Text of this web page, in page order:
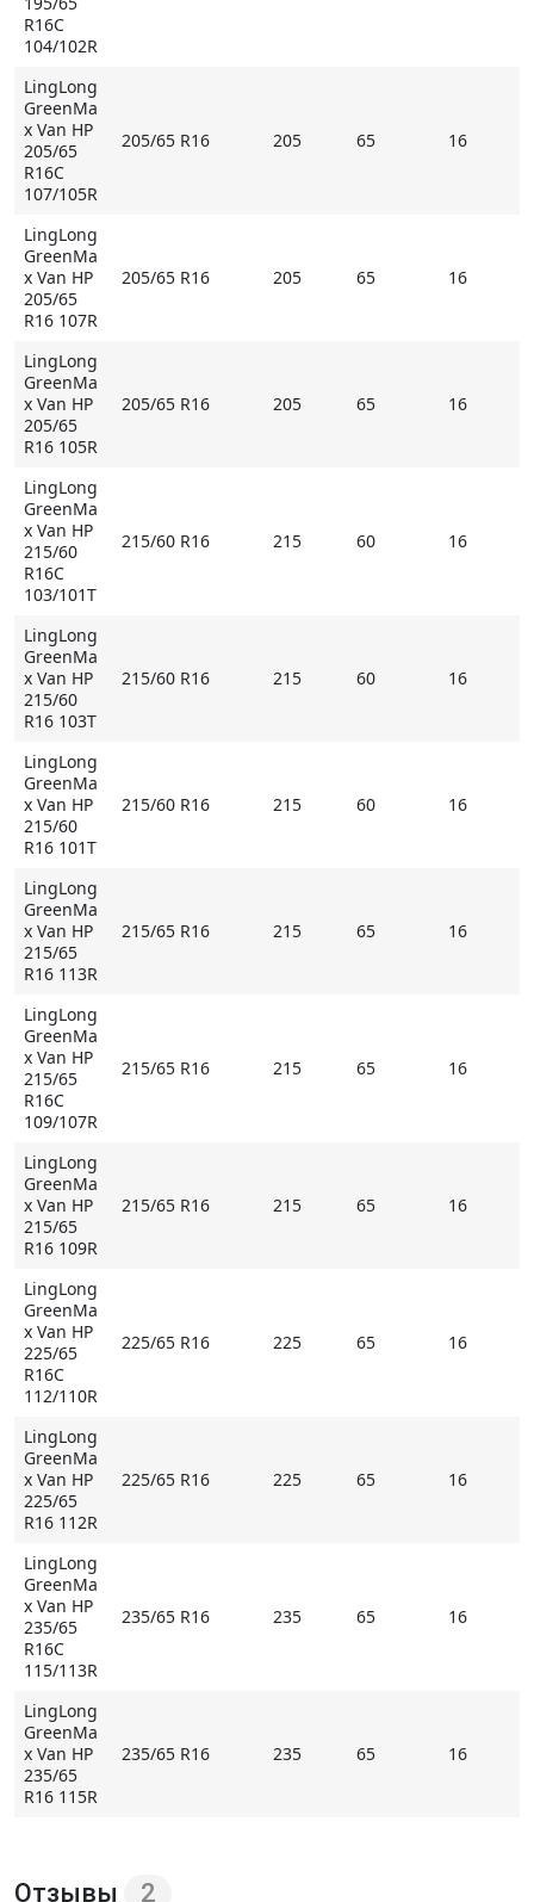
R16C
104/102R
LingLong
GreenMa
x Van HP
205/65
R16C
107/105R
205/65 R16 205 65 16
LingLong
GreenMa
x Van HP
205/65
R16 107R
205/65 R16 205 65 16
LingLong
GreenMa
x Van HP
205/65
R16 105R
205/65 R16 205 65 16
LingLong
GreenMa
x Van HP
215/60
R16C
103/101T
215/60 R16 215 60 16
LingLong
GreenMa
x Van HP
215/60
R16 103T
215/60 R16 215 60 16
LingLong
GreenMa
x Van HP
215/60
R16 101T
215/60 R16 215 60 16
LingLong
GreenMa
x Van HP
215/65
R16 113R
215/65 R16 215 65 16
LingLong
GreenMa
x Van HP
215/65
R16C
109/107R
215/65 R16 215 65 16
LingLong
GreenMa
x Van HP
215/65
R16 109R
215/65 R16 215 65 16
LingLong
GreenMa
x Van HP
225/65
R16C
112/110R
225/65 R16 225 65 16
LingLong
GreenMa
x Van HP
225/65
R16 112R
225/65 R16 225 65 16
LingLong
GreenMa
x Van HP
235/65
R16C
115/113R
235/65 R16 235 65 16
LingLong
GreenMa
x Van HP
235/65
R16 115R
235/65 R16 235 65 16
Отзывы 2